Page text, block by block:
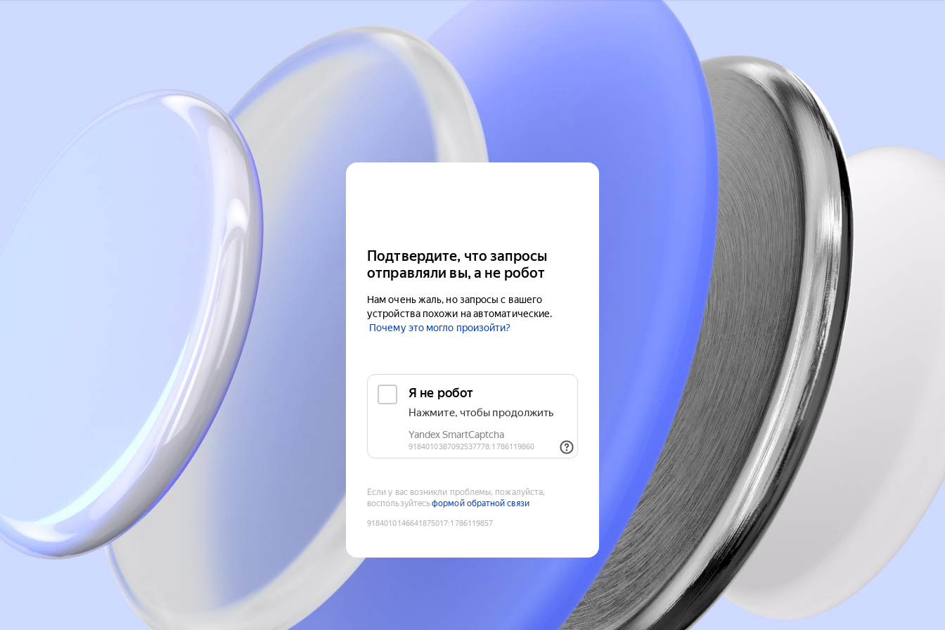
Подтвердите, что запросы
отправляли вы, а не робот
Нам очень жаль, но запросы с вашего
устройства похожи на автоматические.
Почему это могло произойти?
Если у вас возникли проблемы, пожалуйста,
воспользуйтесьформой обратной связи
9184010146641875017:1786119857